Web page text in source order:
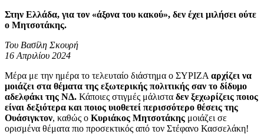
Στην Ελλάδα, για τον «άξονα του κακού», δεν έχει μιλήσει ούτε
ο Μητσοτάκης.
Του Βασίλη Σκουρή
16 Απριλίου 2024
Μέρα με την ημέρα το τελευταίο διάστημα ο ΣΥΡΙΖΑ αρχίζει να
μοιάζει στα θέματα της εξωτερικής πολιτικής σαν το δίδυμο
αδελφάκι της ΝΔ. Κάποιες στιγμές μάλιστα δεν ξεχωρίζεις ποιος
είναι δεξιότερα και ποιος υιοθετεί περισσότερο θέσεις της
Ουάσιγκτον, καθώς ο Κυριάκος Μητσοτάκης μοιάζει σε
ορισμένα θέματα πιο προσεκτικός από τον Στέφανο Κασσελάκη!